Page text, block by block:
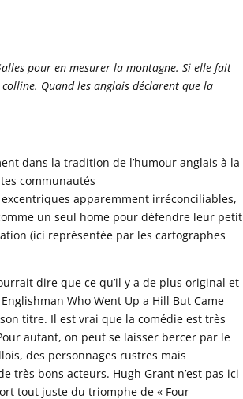
pour en mesurer la montagne. Si elle fait
Quand les anglais déclarent que la
dans la tradition de l’humour anglais à la
communautés
apparemment irréconciliables,
un seul home pour défendre leur petit
(ici représentée par les cartographes
dire que ce qu’il y a de plus original et
Who Went Up a Hill But Came
titre. Il est vrai que la comédie est très
autant, on peut se laisser bercer par le
des personnages rustres mais
très bons acteurs. Hugh Grant n’est pas ici
tout juste du triomphe de « Four